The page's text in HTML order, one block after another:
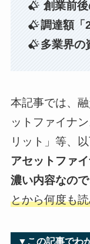
創業前
調達額「
多業界の
本記事では、
ットファイナ
リット」等、
アセットファ
濃い内容なので
とから何度も
▼この記事でわ